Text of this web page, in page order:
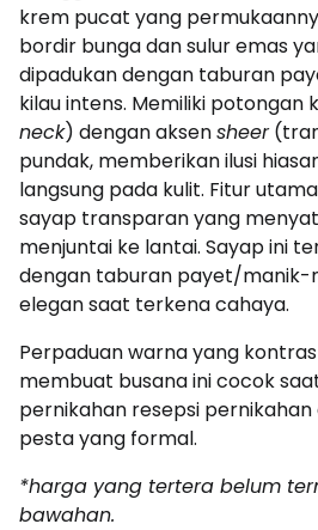
krem pucat yang
bordir bunga dan sulur emas
dipadukan dengan taburan
kilau intens. Memiliki potongan
neck) dengan aksensheer
pundak, memberikan ilusi
langsung pada kulit. Fitur
sayap transparan yang
menjuntai ke lantai. Sayap ini
dengan taburan payet/manik-
elegan saat terkena cahaya.
Perpaduan warna yang
membuat busana ini cocok
pernikahan resepsi
pesta yang formal.
*harga yang tertera belum
bawahan.